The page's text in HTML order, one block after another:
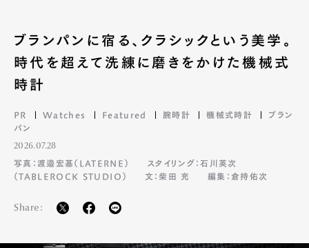
ブランパンに宿る、クラシックという美学。
時代を超えて洗練に磨きをかけた機械式
時計
PR Watches Featured 腕時計 機械式時計
ブラン
パン
2026.07.28
写真：渡邉宏基（LATERNE）
スタイリング：石川英次
（TABLEROCK STUDIO）
文：柴田 充 編集：倉持佑次
Share: